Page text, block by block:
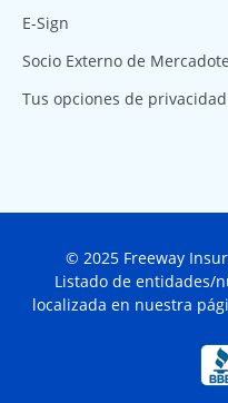
E-Sign
Socio Externo de
Tus opciones de privacidad
© 2025 Freeway
Listado de entidades/
localizada en nuestra